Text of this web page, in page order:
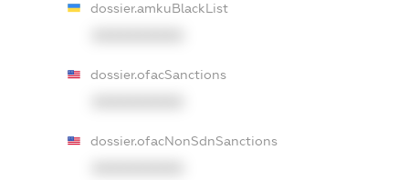
dossier.amkuBlackList
dossier.ofacSanctions
dossier.ofacNonSdnSanctions